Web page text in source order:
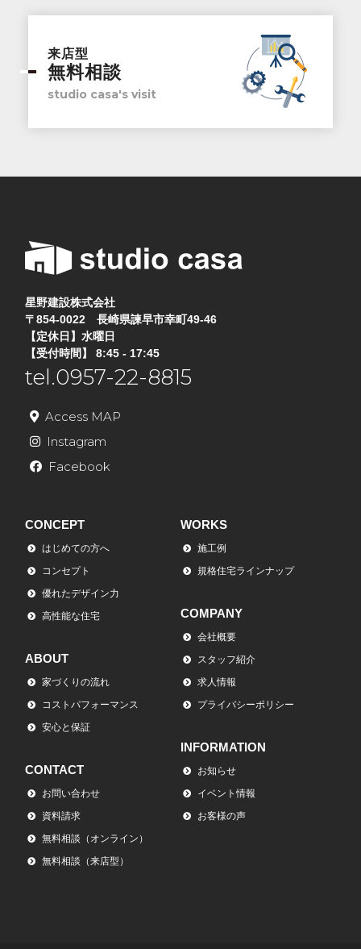
来店型
無料相談
studio casa's visit
星野建設株式会社
〒854-0022 長崎県諫早市幸町49-46
【定休日】水曜日
【受付時間】 8:45 - 17:45
tel.0957-22-8815
Access MAP
Instagram
Facebook
CONCEPT
はじめての方へ
コンセプト
優れたデザイン力
高性能な住宅
ABOUT
家づくりの流れ
コストパフォーマンス
安心と保証
CONTACT
お問い合わせ
資料請求
無料相談（オンライン）
無料相談（来店型）
WORKS
施工例
規格住宅ラインナップ
COMPANY
会社概要
スタッフ紹介
求人情報
プライバシーポリシー
INFORMATION
お知らせ
イベント情報
お客様の声